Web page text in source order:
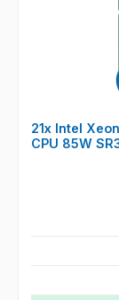
21x Intel
CPU 85W